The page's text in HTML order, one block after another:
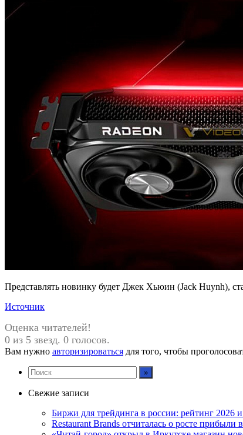
Представлять новинку будет Джек Хьюин (Jack Huynh),
Источник
Оценка читателей!
0 из 5 звезд. 0 голосов.
Вам нужно авторизироваться для того, чтобы
Свежие записи
Биржи для трейдинга в россии: рейтинг 2026
Restaurant Brands отчиталась о росте прибыли